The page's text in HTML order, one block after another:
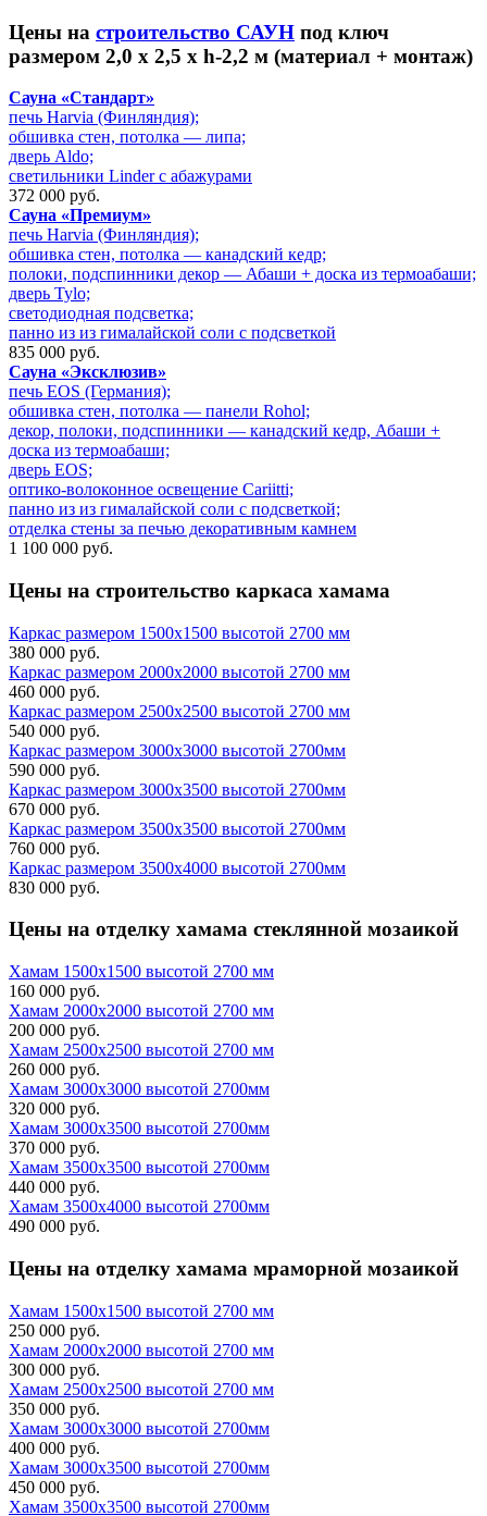
Цены на строительство САУН под ключ
размером 2,0 х 2,5 х h-2,2 м (материал + монтаж)
Сауна «Стандарт»
печь Harvia (Финляндия);
обшивка стен, потолка — липа;
дверь Aldo;
светильники Linder с абажурами
372 000 руб.
Сауна «Премиум»
печь Harvia (Финляндия);
обшивка стен, потолка — канадский кедр;
полоки, подспинники декор — Абаши + доска из термоабаши;
дверь Tylo;
cветодиодная подсветка;
панно из из гималайской соли с подсветкой
835 000 руб.
Сауна «Эксклюзив»
печь EOS (Германия);
обшивка стен, потолка — панели Rohol;
декор, полоки, подспинники — канадский кедр, Абаши +
доска из термоабаши;
дверь EOS;
оптико-волоконное освещение Cariitti;
панно из из гималайской соли с подсветкой;
отделка стены за печью декоративным камнем
1 100 000 руб.
Цены на строительство каркаса хамама
Каркас размером 1500х1500 высотой 2700 мм
380 000 руб.
Каркас размером 2000х2000 высотой 2700 мм
460 000 руб.
Каркас размером 2500х2500 высотой 2700 мм
540 000 руб.
Каркас размером 3000х3000 высотой 2700мм
590 000 руб.
Каркас размером 3000х3500 высотой 2700мм
670 000 руб.
Каркас размером 3500х3500 высотой 2700мм
760 000 руб.
Каркас размером 3500х4000 высотой 2700мм
830 000 руб.
Цены на отделку хамама стеклянной мозаикой
Хамам 1500х1500 высотой 2700 мм
160 000 руб.
Хамам 2000х2000 высотой 2700 мм
200 000 руб.
Хамам 2500х2500 высотой 2700 мм
260 000 руб.
Хамам 3000х3000 высотой 2700мм
320 000 руб.
Хамам 3000х3500 высотой 2700мм
370 000 руб.
Хамам 3500х3500 высотой 2700мм
440 000 руб.
Хамам 3500х4000 высотой 2700мм
490 000 руб.
Цены на отделку хамама мраморной мозаикой
Хамам 1500х1500 высотой 2700 мм
250 000 руб.
Хамам 2000х2000 высотой 2700 мм
300 000 руб.
Хамам 2500х2500 высотой 2700 мм
350 000 руб.
Хамам 3000х3000 высотой 2700мм
400 000 руб.
Хамам 3000х3500 высотой 2700мм
450 000 руб.
Хамам 3500х3500 высотой 2700мм